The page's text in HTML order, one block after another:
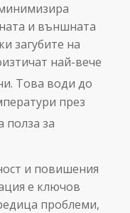
и външната
загубите на
най-вече
Това води до
през
полза за
и повишения
е ключов
проблеми,